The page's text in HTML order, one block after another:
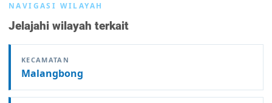
NAVIGASI WILAYAH
Jelajahi wilayah terkait
KECAMATAN
Malangbong